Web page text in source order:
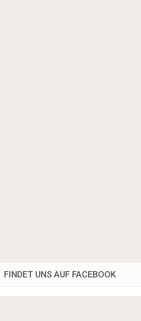
FINDET UNS AUF FACEBOOK